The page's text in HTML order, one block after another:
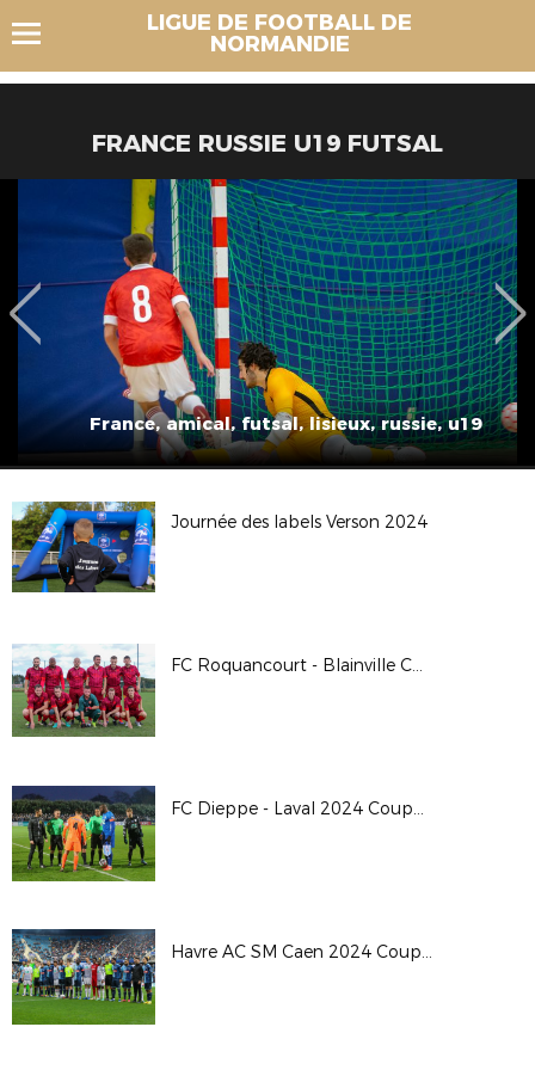
LIGUE DE FOOTBALL DE
NORMANDIE
FRANCE RUSSIE U19 FUTSAL
France, amical, futsal, lisieux, russie, u19
Journée des labels Verson 2024
FC Roquancourt - Blainville Coupe de France 24/25
FC Dieppe - Laval 2024 Coupe de France
Havre AC SM Caen 2024 Coupe de France